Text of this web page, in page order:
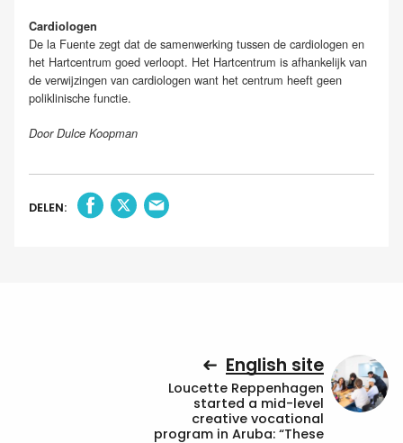
Cardiologen
De la Fuente zegt dat de samenwerking tussen de cardiologen en
het Hartcentrum goed verloopt. Het Hartcentrum is afhankelijk van
de verwijzingen van cardiologen want het centrum heeft geen
poliklinische functie.
Door Dulce Koopman
DELEN:
English site
Loucette Reppenhagen
started a mid-level
creative vocational
program in Aruba: “These